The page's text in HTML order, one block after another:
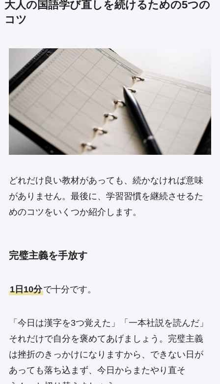
大人の国語学び直しを続けるための5つの
コツ
どれだけ良い教材があっても、続かなければ意味
がありません。最後に、学習習慣を継続させるた
めのコツをいくつか紹介します。
完璧主義を手放す
1日10分で十分です。
「今日は漢字を3つ覚えた」「一本社説を読んだ」
それだけで自分を褒めてあげましょう。完璧主義
は挫折のきっかけになりますから、できない日が
あっても落ち込まず、今日からまたやり直そ